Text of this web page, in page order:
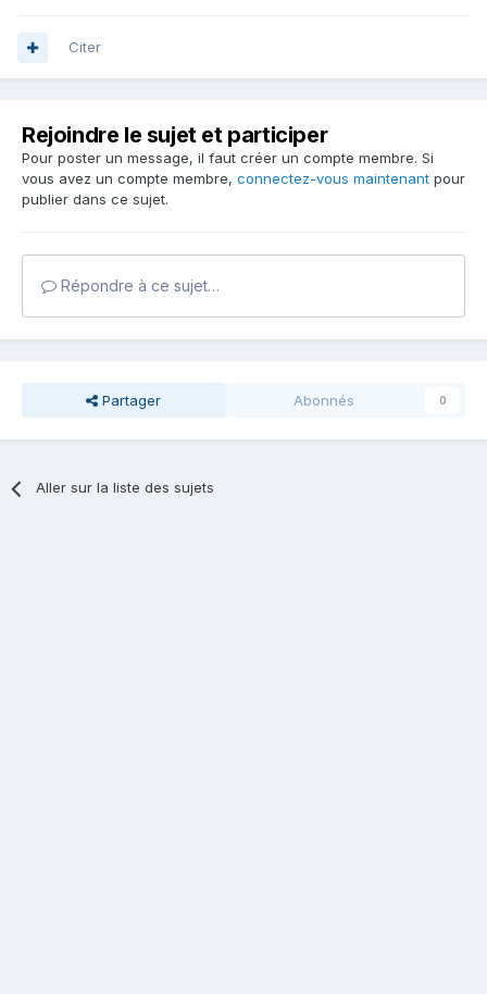
Citer
Rejoindre le sujet et participer
Pour poster un message, il faut créer un compte membre. Si
vous avez un compte membre, connectez-vous maintenant pour
publier dans ce sujet.
Répondre à ce sujet…
Partager Abonnés 0
Aller sur la liste des sujets